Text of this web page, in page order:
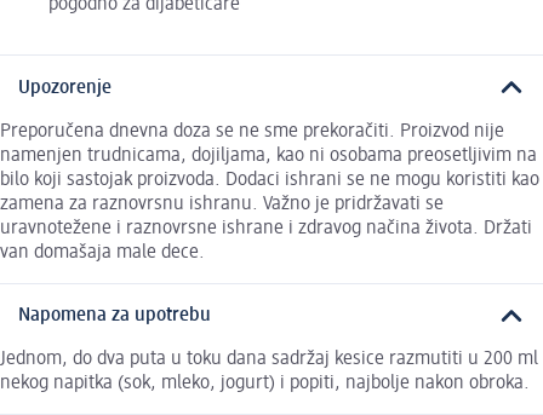
pogodno za dijabetičare
Upozorenje
Preporučena dnevna doza se ne sme prekoračiti. Proizvod nije
namenjen trudnicama, dojiljama, kao ni osobama preosetljivim na
bilo koji sastojak proizvoda. Dodaci ishrani se ne mogu koristiti kao
zamena za raznovrsnu ishranu. Važno je pridržavati se
uravnotežene i raznovrsne ishrane i zdravog načina života. Držati
van domašaja male dece.
Napomena za upotrebu
Jednom, do dva puta u toku dana sadržaj kesice razmutiti u 200 ml
nekog napitka (sok, mleko, jogurt) i popiti, najbolje nakon obroka.